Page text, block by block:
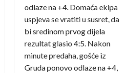
odlaze na +4. Domaća ekipa
uspjeva se vratiti u susret, da
bi sredinom prvog dijela
rezultat glasio 4:5. Nakon
minute predaha, gošće iz
Gruda ponovo odlaze na +4,